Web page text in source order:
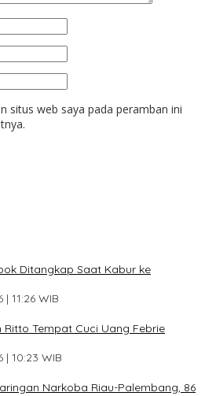
situs web saya pada peramban ini
Ditangkap Saat Kabur ke
11:26 WIB
Ritto Tempat Cuci Uang Febrie
| 10:23 WIB
Narkoba Riau-Palembang, 86